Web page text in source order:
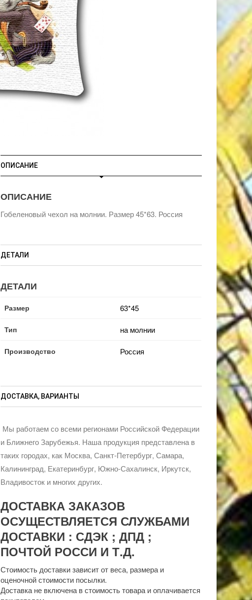
ОПИСАНИЕ
ОПИСАНИЕ
Гобеленовый чехол на молнии. Размер 45*63. Россия
ДЕТАЛИ
ДЕТАЛИ
Размер 63*45
Тип на молнии
Производство Россия
ДОСТАВКА, ВАРИАНТЫ
Мы работаем со всеми регионами Российской Федерации
и Ближнего Зарубежья. Наша продукция представлена в
таких городах, как Москва, Санкт-Петербург, Самара,
Калининград, Екатеринбург, Южно-Сахалинск, Иркутск,
Владивосток и многих других.
ДОСТАВКА ЗАКАЗОВ
ОСУЩЕСТВЛЯЕТСЯ СЛУЖБАМИ
ДОСТАВКИ : СДЭК ; ДПД ;
ПОЧТОЙ РОССИ И Т.Д.
Стоимость доставки зависит от веса, размера и
оценочной стоимости посылки.
Доставка не включена в стоимость товара и оплачивается